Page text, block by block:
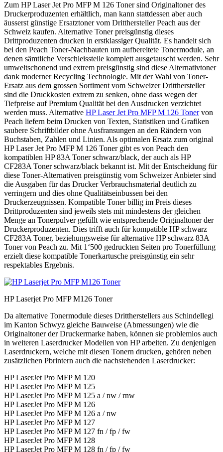
Zum HP Laser Jet Pro MFP M 126 Toner sind Originaltoner des
Druckerproduzenten erhältlich, man kann stattdessen aber auch
äusserst günstige Ersatztoner vom Dritthersteller Peach aus der
Schweiz kaufen. Alternative Toner preisgünstig dieses
Drittproduzenten drucken in erstklassiger Qualität. Es handelt sich
bei den Peach Toner-Nachbauten um aufbereitete Tonermodule, an
denen sämtliche Verschleissteile komplett ausgetauscht werden. Sehr
umweltschonend und extrem preisgünstig sind diese Alternativtoner
dank moderner Recycling Technologie. Mit der Wahl von Toner-
Ersatz aus dem grossen Sortiment vom Schweizer Dritthersteller
sind die Druckkosten extrem zu senken, ohne dass wegen der
Tiefpreise auf Premium Qualität bei den Ausdrucken verzichtet
werden muss. Alternative HP Laser Jet Pro MFP M 126 Tonervon
Peach liefern beim Drucken von Texten, Statistiken und Grafiken
saubere Schriftbilder ohne Ausfransungen an den Rändern von
Buchstaben, Zahlen und Linien. Als optimalen Ersatz zum original
HP Laser Jet Pro MFP M 126 Toner gibt es von Peach den
kompatiblen HP 83A Toner schwarz/black, der auch als HP
CF283A Toner schwarz/black bekannt ist. Mit der Entscheidung für
diese Toner-Alternativen preisgünstig vom Schweizer Anbieter sind
die Ausgaben für das Drucker Verbrauchsmaterial deutlich zu
verringern und dies ohne Qualitätseinbussen bei den
Druckerzeugnissen. Kompatible Toner billig im Preis dieses
Drittproduzenten sind jeweils stets mit mindestens der gleichen
Menge an Tonerpulver gefüllt wie entsprechende Originaltoner der
Druckerproduzenten. Dies trifft auch für kompatible HP schwarz
CF283A Toner, beziehungsweise für alternative HP schwarz 83A
Toner von Peach zu. Mit 1‘500 gedruckten Seiten pro Tonerfüllung
erzielt diese kompatible Tonerkartusche preisgünstig ein sehr
respektables Ergebnis.
HP Laserjet Pro MFP M126 Toner
Da alternative Tonermodule dieses Drittherstellers aus Schindellegi
im Kanton Schwyz gleiche Bauweise (Abmessungen) wie die
Originaltoner der Druckermarke haben, können sie problemlos auch
in weiteren Laserdrucker Modellen von HP arbeiten. Zu denjenigen
Laserdruckern, welche mit diesen Tonern drucken, gehören neben
zusätzlichen Pbrintern auch die nachstehenden Laserdrucker:
HP LaserJet Pro MFP M 120
HP LaserJet Pro MFP M 125
HP LaserJet Pro MFP M 125 a / nw / rnw
HP LaserJet Pro MFP M 126
HP LaserJet Pro MFP M 126 a / nw
HP LaserJet Pro MFP M 127
HP LaserJet Pro MFP M 127 fn / fp / fw
HP LaserJet Pro MFP M 128
HP LaserJet Pro MFP M 128 fn / fp / fw